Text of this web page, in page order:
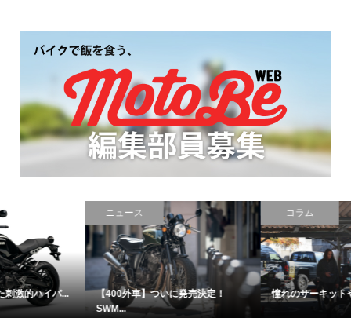
憧れのサーキットやモトクロス、...
コラム
【これぞフリーダム！】何かと持...